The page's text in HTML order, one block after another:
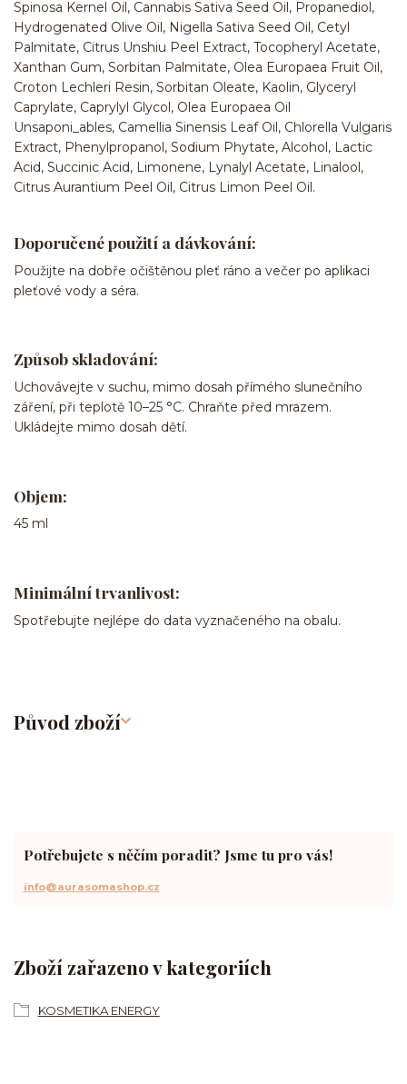
Spinosa Kernel Oil, Cannabis Sativa Seed Oil, Propanediol,
Hydrogenated Olive Oil, Nigella Sativa Seed Oil, Cetyl
Palmitate, Citrus Unshiu Peel Extract, Tocopheryl Acetate,
Xanthan Gum, Sorbitan Palmitate, Olea Europaea Fruit Oil,
Croton Lechleri Resin, Sorbitan Oleate, Kaolin, Glyceryl
Caprylate, Caprylyl Glycol, Olea Europaea Oil
Unsaponi_ables, Camellia Sinensis Leaf Oil, Chlorella Vulgaris
Extract, Phenylpropanol, Sodium Phytate, Alcohol, Lactic
Acid, Succinic Acid, Limonene, Lynalyl Acetate, Linalool,
Citrus Aurantium Peel Oil, Citrus Limon Peel Oil.
Doporučené použití a dávkování:
Použijte na dobře očištěnou pleť ráno a večer po aplikaci
pleťové vody a séra.
Způsob skladování:
Uchovávejte v suchu, mimo dosah přímého slunečního
záření, při teplotě 10–25 °C. Chraňte před mrazem.
Ukládejte mimo dosah dětí.
Objem:
45 ml
Minimální trvanlivost:
Spotřebujte nejlépe do data vyznačeného na obalu.
Původ zboží
Zboží zařazeno v kategoriích
KOSMETIKA ENERGY
Potřebujete s něčím poradit? Jsme tu pro vás!
info@aurasomashop.cz